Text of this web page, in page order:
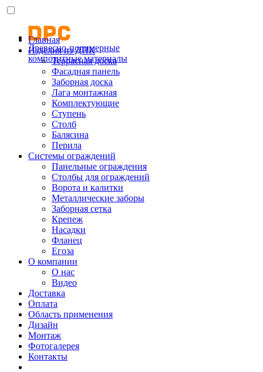
Древесно-полимерные
композитные материалы
Главная
Изделия из ДПК
Террасная доска
Фасадная панель
Заборная доска
Лага монтажная
Комплектующие
Ступень
Столб
Балясина
Перила
Системы ограждений
Панельные ограждения
Столбы для ограждений
Ворота и калитки
Металлические заборы
Заборная сетка
Крепеж
Насадки
Фланец
Егоза
О компании
О нас
Видео
Доставка
Оплата
Область применения
Дизайн
Монтаж
Фотогалерея
Контакты